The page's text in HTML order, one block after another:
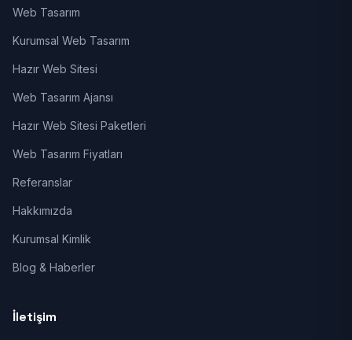
Web Tasarım
Kurumsal Web Tasarım
Hazır Web Sitesi
Web Tasarım Ajansı
Hazır Web Sitesi Paketleri
Web Tasarım Fiyatları
Referanslar
Hakkımızda
Kurumsal Kimlik
Blog & Haberler
İletişim